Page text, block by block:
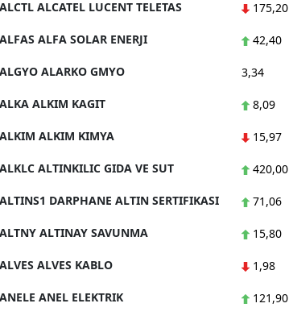
ALCTL ALCATEL LUCENT TELETAS 175,20
ALFAS ALFA SOLAR ENERJI 42,40
ALGYO ALARKO GMYO 3,34
ALKA ALKIM KAGIT 8,09
ALKIM ALKIM KIMYA 15,97
ALKLC ALTINKILIC GIDA VE SUT 420,00
ALTINS1 DARPHANE ALTIN SERTIFIKASI 71,06
ALTNY ALTINAY SAVUNMA 15,80
ALVES ALVES KABLO 1,98
ANELE ANEL ELEKTRIK 121,90